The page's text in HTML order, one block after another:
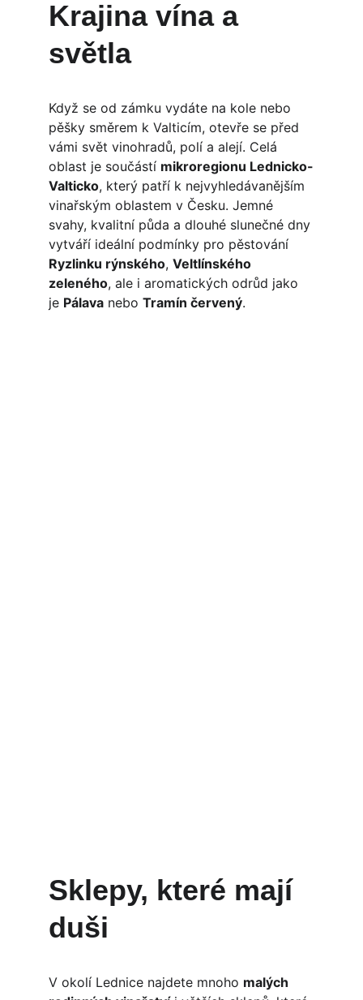
Krajina vína a
světla
Když se od zámku vydáte na kole nebo
pěšky směrem k Valticím, otevře se před
vámi svět vinohradů, polí a alejí. Celá
oblast je součástí mikroregionu Lednicko-
Valticko, který patří k nejvyhledávanějším
vinařským oblastem v Česku. Jemné
svahy, kvalitní půda a dlouhé slunečné dny
vytváří ideální podmínky pro pěstování
Ryzlinku rýnského, Veltlínského
zeleného, ale i aromatických odrůd jako
je Pálava nebo Tramín červený.
Sklepy, které mají
duši
V okolí Lednice najdete mnoho malých